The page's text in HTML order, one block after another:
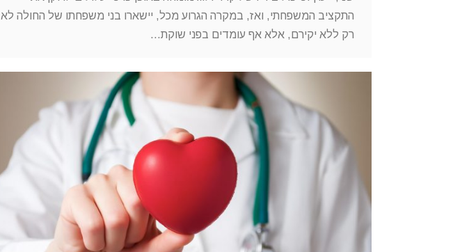
התקציב המשפחתי, ואז, במקרה הגרוע מכל, יישארו בני משפחתו של החולה לא
רק ללא יקירם, אלא אף עומדים בפני שוקת…